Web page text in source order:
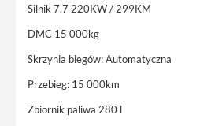
Silnik 7.7 220KW / 299KM
DMC 15 000kg
Skrzynia biegów: Automatyczna
Przebieg: 15 000km
Zbiornik paliwa 280 l